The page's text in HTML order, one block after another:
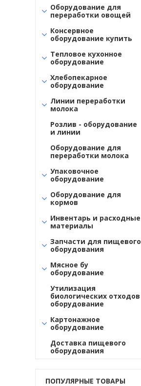
Оборудование для
переработки овощей
Консервное
оборудование купить
Тепловое кухонное
оборудование
Хлебопекарное
оборудование
Линии переработки
молока
Розлив - оборудование
и линии
Оборудование для
переработки молока
Упаковочное
оборудование
Оборудование для
кормов
Инвентарь и расходные
материалы
Запчасти для пищевого
оборудования
Мясное бу
оборудование
Утилизация
биологических отходов
оборудование
Картонажное
оборудование
Доставка пищевого
оборудования
ПОПУЛЯРНЫЕ ТОВАРЫ